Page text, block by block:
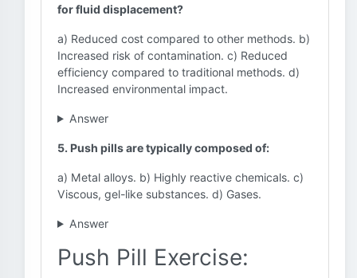
for fluid displacement?
a) Reduced cost compared to other methods. b)
Increased risk of contamination. c) Reduced
efficiency compared to traditional methods. d)
Increased environmental impact.
Answer
5. Push pills are typically composed of:
a) Metal alloys. b) Highly reactive chemicals. c)
Viscous, gel-like substances. d) Gases.
Answer
Push Pill Exercise: